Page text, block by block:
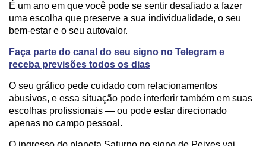
É um ano em que você pode se sentir desafiado a fazer
uma escolha que preserve a sua individualidade, o seu
bem-estar e o seu autovalor.
Faça parte do canal do seu signo no Telegram e
receba previsões todos os dias
O seu gráfico pede cuidado com relacionamentos
abusivos, e essa situação pode interferir também em suas
escolhas profissionais — ou pode estar direcionado
apenas no campo pessoal.